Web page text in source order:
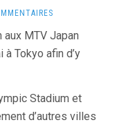
MTV Japan
Tokyo afin d’y
Stadium et
d’autres villes